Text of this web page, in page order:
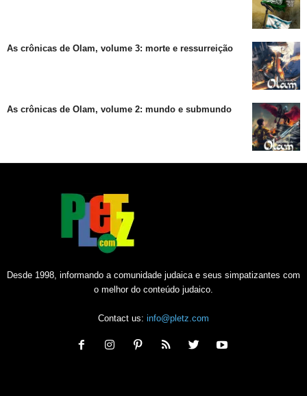
As crônicas de Olam, volume 3: morte e ressurreição
As crônicas de Olam, volume 2: mundo e submundo
Desde 1998, informando a comunidade judaica e seus simpatizantes com
o melhor do conteúdo judaico.
Contact us: info@pletz.com